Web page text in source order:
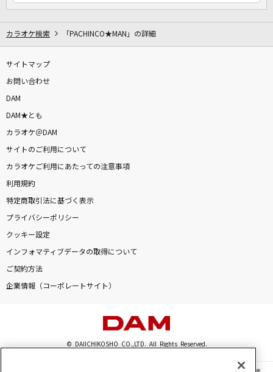
カラオケ検索 「PACHINCO★MAN」の詳細
サイトマップ
お問い合わせ
DAM
DAM★とも
カラオケ＠DAM
サイトのご利用について
カラオケご利用にあたっての注意事項
利用規約
特定商取引法に基づく表示
プライバシーポリシー
クッキー設定
インフォマティブデータの取得について
ご契約方法
企業情報（コーポレートサイト）
© DAIICHIKOSHO CO.,LTD. All Rights Reserved.